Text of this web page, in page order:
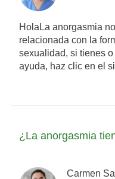
HolaLa anorgasmia
relacionada con la
sexualidad, si tienes
ayuda, haz clic en el
¿La anorgasmia
Carmen